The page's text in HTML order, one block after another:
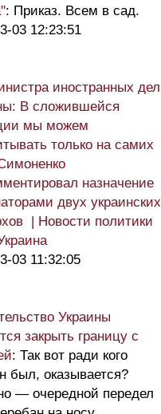
: Приказ. Всем в сад.
03 12:23:51
иностранных дел
В сложившейся
мы можем
только на самих
назначение
двух украинских
| Новости политики
03 11:32:05
Украины
закрыть границу с
: Так вот ради кого
был, оказывается?
— очередной передел